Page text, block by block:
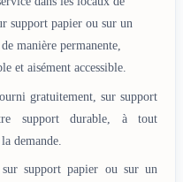
support papier ou sur un
manière permanente,
et aisément accessible.
gratuitement, sur support
support durable, à tout
demande.
support papier ou sur un